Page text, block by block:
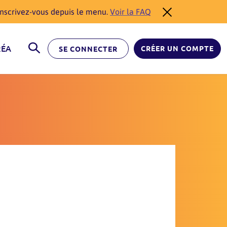
vous depuis le menu.Voir la FAQ
SE CONNECTER CRÉER UN COMPTE